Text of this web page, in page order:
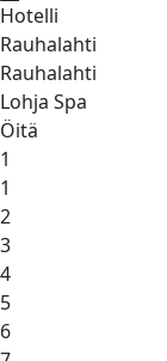
Hotelli
Rauhalahti
Rauhalahti
Lohja Spa
Öitä
1
1
2
3
4
5
6